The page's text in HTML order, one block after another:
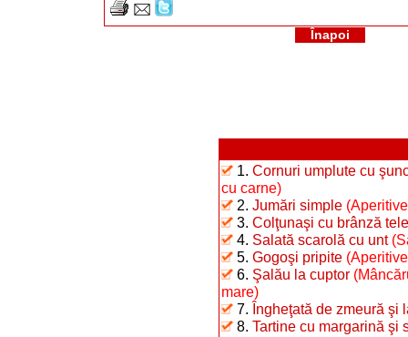
Înapoi
1. Cornuri umplute cu
cu carne)
2. Jumări simple
3. Colţunaşi cu brânză
4. Salată scarolă cu unt
5. Gogoşi pripite
6. Şalău la cuptor
mare)
7. Îngheţată de zmeură şi
8. Tartine cu margarină şi